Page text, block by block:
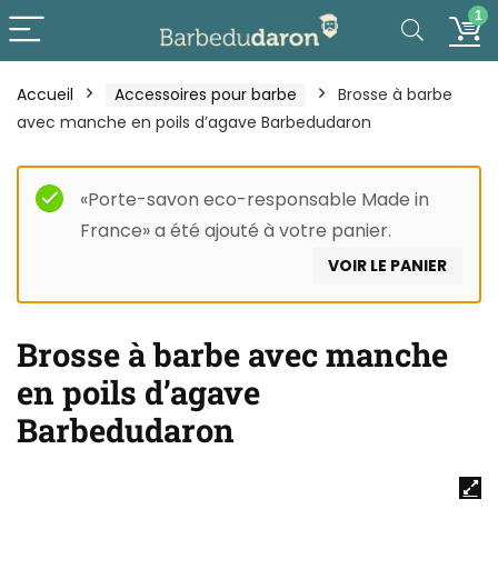
1
Accueil Accessoires pour barbe
Brosse à barbe
avec manche en poils d’agave Barbedudaron
«Porte-savon eco-responsable Made in
France» a été ajouté à votre panier.
VOIR LE PANIER
Brosse à barbe avec manche
en poils d’agave
Barbedudaron